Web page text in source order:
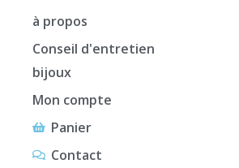
à propos
Conseil d'entretien
bijoux
Mon compte
Panier
Contact